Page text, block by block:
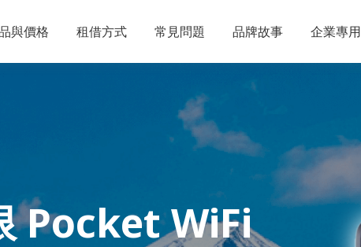
與價格 租借方式 常見問題 品牌故事 企業專用
Pocket WiFi